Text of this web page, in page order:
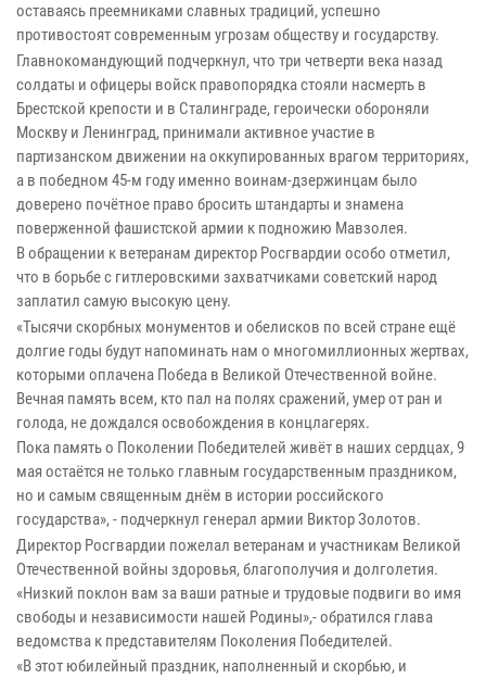
оставаясь преемниками славных традиций, успешно
противостоят современным угрозам обществу и государству.
Главнокомандующий подчеркнул, что три четверти века назад
солдаты и офицеры войск правопорядка стояли насмерть в
Брестской крепости и в Сталинграде, героически обороняли
Москву и Ленинград, принимали активное участие в
партизанском движении на оккупированных врагом территориях,
а в победном 45-м году именно воинам-дзержинцам было
доверено почётное право бросить штандарты и знамена
поверженной фашистской армии к подножию Мавзолея.
В обращении к ветеранам директор Росгвардии особо отметил,
что в борьбе с гитлеровскими захватчиками советский народ
заплатил самую высокую цену.
«Тысячи скорбных монументов и обелисков по всей стране ещё
долгие годы будут напоминать нам о многомиллионных жертвах,
которыми оплачена Победа в Великой Отечественной войне.
Вечная память всем, кто пал на полях сражений, умер от ран и
голода, не дождался освобождения в концлагерях.
Пока память о Поколении Победителей живёт в наших сердцах, 9
мая остаётся не только главным государственным праздником,
но и самым священным днём в истории российского
государства», - подчеркнул генерал армии Виктор Золотов.
Директор Росгвардии пожелал ветеранам и участникам Великой
Отечественной войны здоровья, благополучия и долголетия.
«Низкий поклон вам за ваши ратные и трудовые подвиги во имя
свободы и независимости нашей Родины»,- обратился глава
ведомства к представителям Поколения Победителей.
«В этот юбилейный праздник, наполненный и скорбью, и